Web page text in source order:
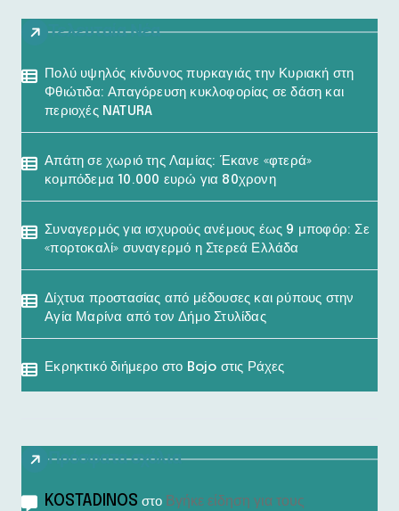
Τελευταία Νέα
Πολύ υψηλός κίνδυνος πυρκαγιάς την Κυριακή στη
Φθιώτιδα: Απαγόρευση κυκλοφορίας σε δάση και
περιοχές NATURA
Απάτη σε χωριό της Λαμίας: Έκανε «φτερά»
κομπόδεμα 10.000 ευρώ για 80χρονη
Συναγερμός για ισχυρούς ανέμους έως 9 μποφόρ: Σε
«πορτοκαλί» συναγερμό η Στερεά Ελλάδα
Δίχτυα προστασίας από μέδουσες και ρύπους στην
Αγία Μαρίνα από τον Δήμο Στυλίδας
Εκρηκτικό διήμερο στο Bojo στις Ράχες
Πρόσφατα σχόλια
KOSTADINOS στο Βγήκε είδηση για τους